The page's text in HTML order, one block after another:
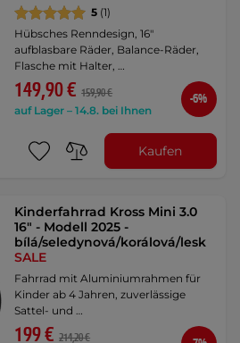
5 (1)
Hübsches Renndesign, 16"
aufblasbare Räder, Balance-Räder,
Flasche mit Halter, …
149,90 € 159,90 €
auf Lager – 14.8. bei Ihnen
-6%
Kaufen
Kinderfahrrad Kross Mini 3.0
16" - Modell 2025 -
bílá/seledynová/korálová/lesk
SALE
Fahrrad mit Aluminiumrahmen für
Kinder ab 4 Jahren, zuverlässige
Sattel- und …
199 € 214,20 €